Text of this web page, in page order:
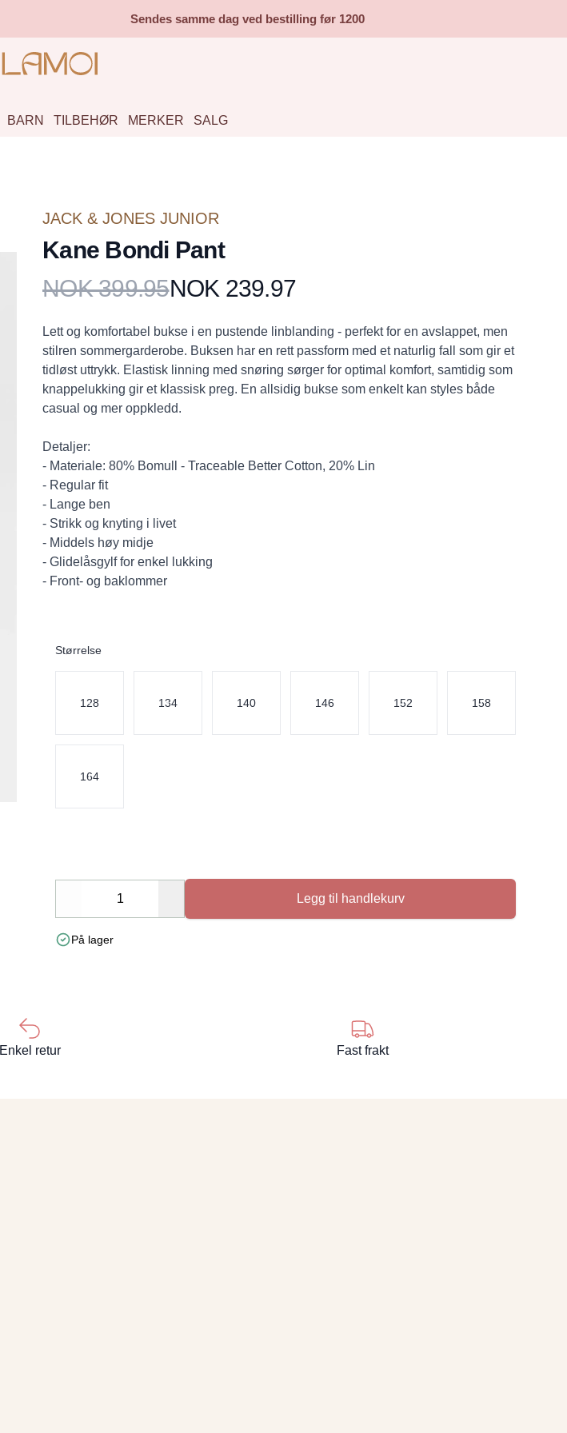
Sendes samme dag ved bestilling før 1200
BARN TILBEHØR MERKER SALG
JACK & JONES JUNIOR
Kane Bondi Pant
Produktdetaljer
NOK 399.95NOK 239.97
Description
Lett og komfortabel bukse i en pustende linblanding - perfekt for en avslappet, men
stilren sommergarderobe. Buksen har en rett passform med et naturlig fall som gir et
tidløst uttrykk. Elastisk linning med snøring sørger for optimal komfort, samtidig som
knappelukking gir et klassisk preg. En allsidig bukse som enkelt kan styles både
casual og mer oppkledd.
Detaljer:
- Materiale: 80% Bomull - Traceable Better Cotton, 20% Lin
- Regular fit
- Lange ben
- Strikk og knyting i livet
- Middels høy midje
- Glidelåsgylf for enkel lukking
- Front- og baklommer
Størrelse
Velg en Størrelse
128 134 140 146 152 158
164
Decrease
Legg til handlekurv
På lager
Enkel retur Fast frakt